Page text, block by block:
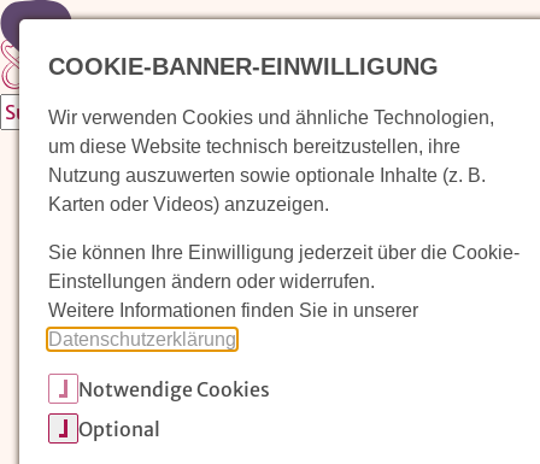
Zur Startseite
Waldorfkindergarten finden
Pädagogischer Ansatz
Arbeit im Waldorfkindergarten
Unser Verein
Magazin: Erziehungskunst frühe Kindheit
COOKIE-BANNER-EINWILLIGUNG
Wir verwenden Cookies und ähnliche Technologien,
um diese Website technisch bereitzustellen, ihre
Nutzung auszuwerten sowie optionale Inhalte (z. B.
Karten oder Videos) anzuzeigen.
Sie können Ihre Einwilligung jederzeit über die Cookie-
Einstellungen ändern oder widerrufen.
Weitere Informationen finden Sie in unserer
Datenschutzerklärung
Notwendige Cookies
Optional